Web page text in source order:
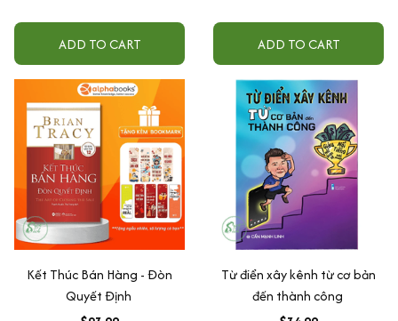
ADD TO CART ADD TO CART
Kết Thúc Bán Hàng - Đòn
Quyết Định
Từ điển xây kênh từ cơ bản
đến thành công